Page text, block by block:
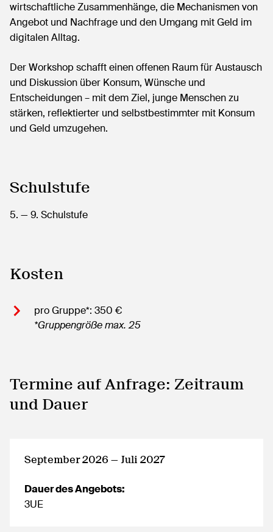
wirtschaftliche Zusammenhänge, die Mechanismen von
Angebot und Nachfrage und den Umgang mit Geld im
digitalen Alltag.
Der Workshop schafft einen offenen Raum für Austausch
und Diskussion über Konsum, Wünsche und
Entscheidungen – mit dem Ziel, junge Menschen zu
stärken, reflektierter und selbstbestimmter mit Konsum
und Geld umzugehen.
Schulstufe
5. — 9. Schulstufe
Kosten
pro Gruppe*: 350 €
*Gruppengröße max. 25
Termine auf Anfrage: Zeitraum
und Dauer
September 2026 — Juli 2027
Dauer des Angebots:
3UE